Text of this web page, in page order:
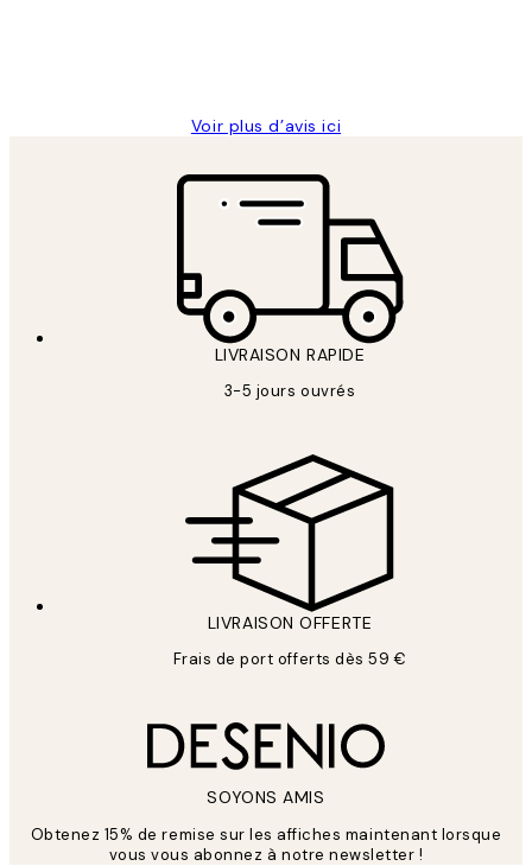
Voir plus d’avis ici
LIVRAISON RAPIDE
3-5 jours ouvrés
LIVRAISON OFFERTE
Frais de port offerts dès 59 €
SOYONS AMIS
Obtenez 15% de remise sur les affiches maintenant lorsque
vous vous abonnez à notre newsletter !